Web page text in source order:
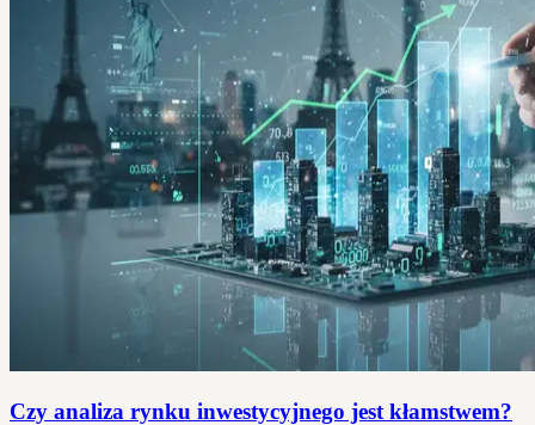
Czy analiza rynku inwestycyjnego jest kłamstwem?